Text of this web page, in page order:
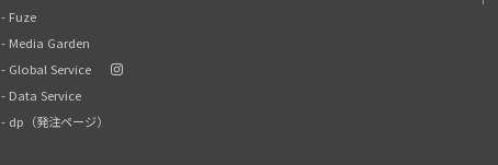
- Fuze
- Media Garden
- Global Service
- Data Service
- dp（発注ページ）